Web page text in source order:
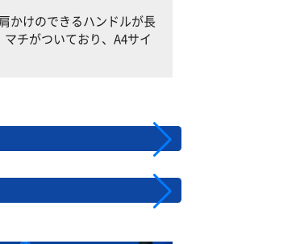
かけのできるハンドルが長
チがついており、A4サイ